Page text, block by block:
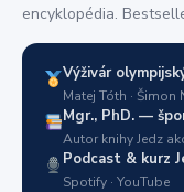
encyklopédia.
Výživár
Matej Tóth · Šimon
Mgr., PhD. —
Autor knihy Jedz
Podcast & kurz
Spotify · YouTube